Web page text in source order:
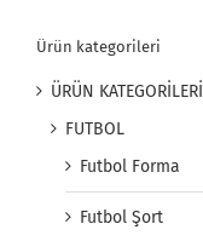
Ürün kategorileri
ÜRÜN KATEGORİLERİ
FUTBOL
Futbol Forma
Futbol Şort